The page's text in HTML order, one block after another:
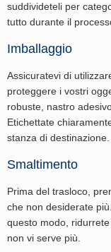
suddivideteli per
tutto durante il
Imballaggio
Assicuratevi di
proteggere i vostri
robuste, nastro
Etichettate
stanza di destinazione.
Smaltimento
Prima del trasloco,
che non desiderate
questo modo,
non vi serve più.